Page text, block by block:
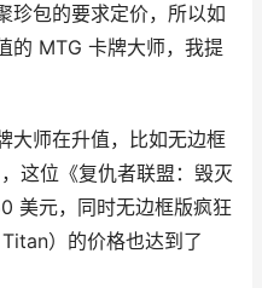
珍包的要求定价，所以如
的 MTG 卡牌大师，我提
大师在升值，比如无边框
这位《复仇者联盟：毁灭
美元，同时无边框版疯狂
）的价格也达到了